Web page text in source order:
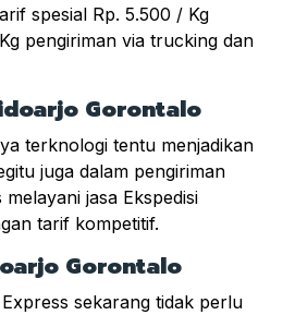
spesial Rp. 5.500 / Kg
pengiriman via trucking dan
Gorontalo
terknologi tentu menjadikan
juga dalam pengiriman
jasa Ekspedisi
tarif kompetitif.
Gorontalo
sekarang tidak perlu